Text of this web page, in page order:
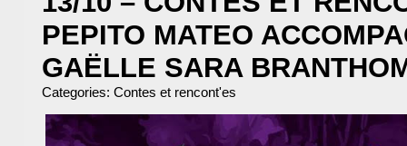
PEPITO MATEO
GAËLLE SARA
Categories: Contes et rencont'es